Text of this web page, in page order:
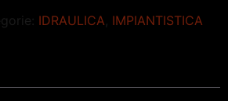
IDRAULICA IMPIANTISTICA